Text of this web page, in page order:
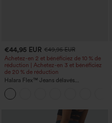
€44,95 EUR €49,95 EUR
Achetez-en 2 et bénéficiez de 10 % de
réduction | Achetez-en 3 et bénéficiez
de 20 % de réduction
Halara Flex™ Jeans délavés
décontractés, coupe baggy à jambe
large, taille basse asymétrique, poches
zippées